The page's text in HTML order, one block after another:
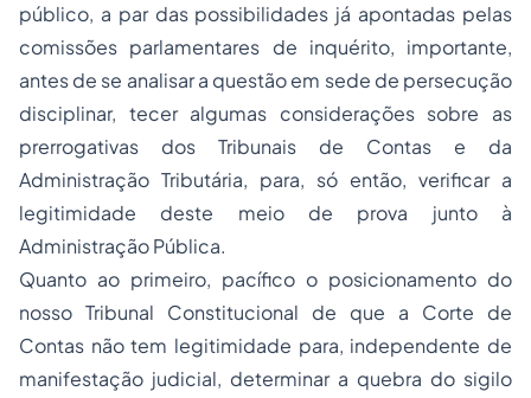
público, a par das possibilidades já apontadas pelas
comissões parlamentares de inquérito, importante,
antes de se analisar a questão em sede de persecução
disciplinar, tecer algumas considerações sobre as
prerrogativas dos Tribunais de Contas e da
Administração Tributária, para, só então, verificar a
legitimidade deste meio de prova junto à
Administração Pública.
Quanto ao primeiro, pacífico o posicionamento do
nosso Tribunal Constitucional de que a Corte de
Contas não tem legitimidade para, independente de
manifestação judicial, determinar a quebra do sigilo